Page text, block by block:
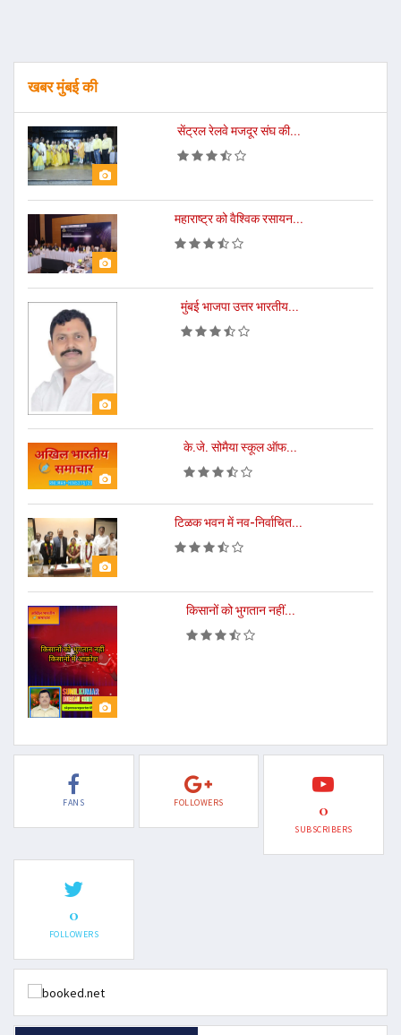
खबर मुंबई की
सेंट्रल रेलवे मजदूर संघ की...
महाराष्ट्र को वैश्विक रसायन...
मुंबई भाजपा उत्तर भारतीय...
के.जे. सोमैया स्कूल ऑफ...
टिळक भवन में नव-निर्वाचित...
किसानों को भुगतान नहीं...
FANS FOLLOWERS 0
SUBSCRIBERS
0
FOLLOWERS